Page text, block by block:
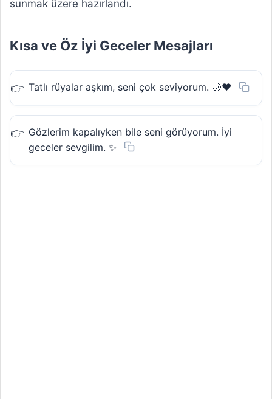
sunmak üzere hazırlandı.
Kısa ve Öz İyi Geceler Mesajları
Tatlı rüyalar aşkım, seni çok seviyorum. 🌙❤️
Gözlerim kapalıyken bile seni görüyorum. İyi
geceler sevgilim. ✨